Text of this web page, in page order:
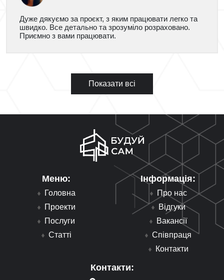
Дуже дякуємо за проєкт, з яким працювати легко та
швидко. Все детально та зрозуміло розраховано.
Приємно з вами працювати.
Показати всі
Меню:
Головна
Проекти
Послуги
Статті
Інформація:
Про нас
Відгуки
Вакансії
Співпраця
Контакти
Контакти: